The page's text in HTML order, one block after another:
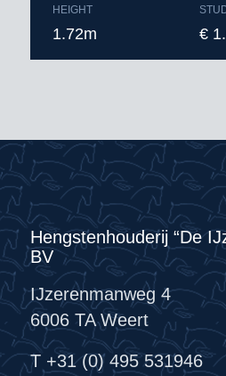
HEIGHT
1.72m €
Hengstenhouderij “De
BV
IJzerenmanweg 4
6006 TA Weert
T +31 (0) 495 531946